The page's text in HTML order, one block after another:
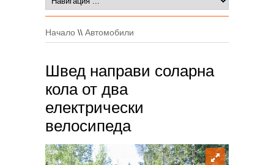
Начало \\ Автомобили
Швед направи соларна
кола от два
електрически
велосипеда